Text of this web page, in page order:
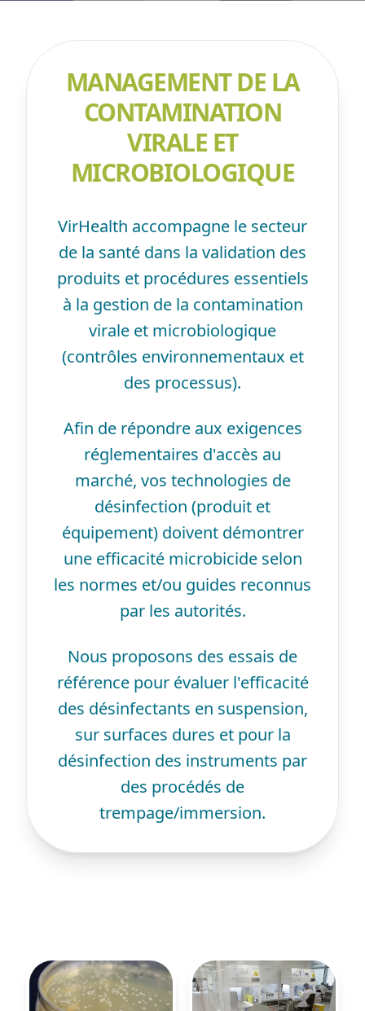
MANAGEMENT DE LA
CONTAMINATION
VIRALE ET
MICROBIOLOGIQUE
VirHealth accompagne le secteur
de la santé dans la validation des
produits et procédures essentiels
à la gestion de la contamination
virale et microbiologique
(contrôles environnementaux et
des processus).
Afin de répondre aux exigences
réglementaires d'accès au
marché, vos technologies de
désinfection (produit et
équipement) doivent démontrer
une efficacité microbicide selon
les normes et/ou guides reconnus
par les autorités.
Nous proposons des essais de
référence pour évaluer l'efficacité
des désinfectants en suspension,
sur surfaces dures et pour la
désinfection des instruments par
des procédés de
trempage/immersion.